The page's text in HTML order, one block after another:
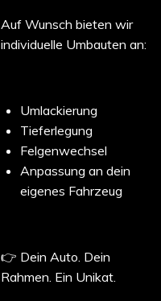
Auf Wunsch bieten wir
individuelle Umbauten an:
Umlackierung
Tieferlegung
Felgenwechsel
Anpassung an dein
eigenes Fahrzeug
👉 Dein Auto. Dein
Rahmen. Ein Unikat.